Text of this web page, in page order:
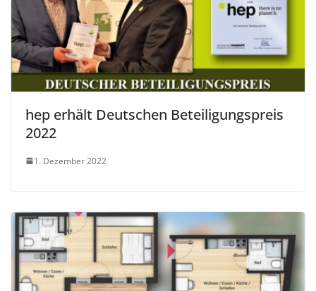
hep erhält Deutschen Beteiligungspreis
2022
1. Dezember 2022